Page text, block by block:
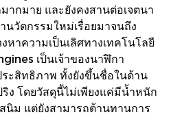
ากมาย และยังคงสานต่อเจตนา
วัตกรรมใหม่เรื่อยมาจนถึง
หาความเป็นเลิศทางเทคโนโลยี
เป็นเจ้าของนาฬิกา
ะสิทธิภาพ ทั้งยังขึ้นชื่อในด้าน
ง โดยวัสดุนี้ไม่เพียงแค่มีน้ำหนัก
นิม แต่ยังสามารถต้านทานการ